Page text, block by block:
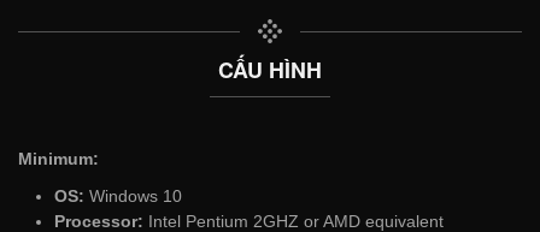
CẤU HÌNH
Minimum:
OS: Windows 10
Processor: Intel Pentium 2GHZ or AMD equivalent